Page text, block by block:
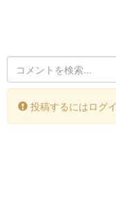
投稿するにはログ